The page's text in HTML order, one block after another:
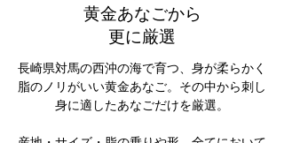
黄金あなごから
更に厳選
長崎県対馬の西沖の海で育つ、身が柔らかく
脂のノリがいい黄金あなご。その中から刺し
身に適したあなごだけを厳選。